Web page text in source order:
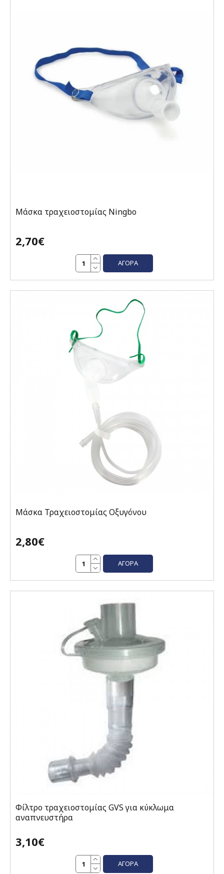
Μάσκα τραχειοστομίας Ningbo
2,70€
ΑΓΟΡΆ
Μάσκα Τραχειοστομίας Οξυγόνου
2,80€
ΑΓΟΡΆ
Φίλτρο τραχειοστομίας GVS για κύκλωμα
αναπνευστήρα
3,10€
ΑΓΟΡΆ